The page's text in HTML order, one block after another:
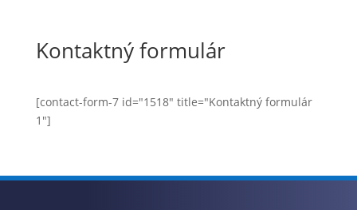
Kontaktný formulár
[contact-form-7 id="1518" title="Kontaktný formulár
1"]